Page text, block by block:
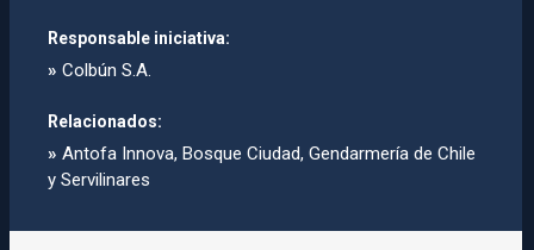
Responsable iniciativa:
» Colbún S.A.
Relacionados:
» Antofa Innova, Bosque Ciudad, Gendarmerí­a de Chile
y Servilinares